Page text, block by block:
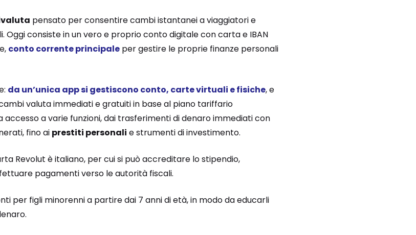
pensato per consentire cambi istantanei a viaggiatori e
Oggi consiste in un vero e proprio conto digitale con carta e IBAN
conto corrente principaleper gestire le proprie finanze personali
da un’unica app si gestiscono conto, carte virtuali e fisiche, e
valuta immediati e gratuiti in base al piano tariffario
accesso a varie funzioni, dai trasferimenti di denaro immediati con
fino ai prestiti personali e strumenti di investimento.
Revolut è italiano, per cui si può accreditare lo stipendio,
pagamenti verso le autorità fiscali.
per figli minorenni a partire dai 7 anni di età, in modo da educarli